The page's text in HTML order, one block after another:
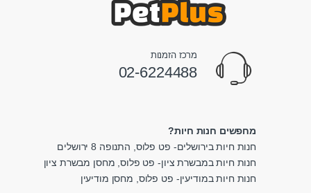
מרכז הזמנות
02-6224488
מחפשים חנות חיות?
חנות חיות בירושלים- פט פלוס, התנופה 8 ירושלים
חנות חיות במבשרת ציון- פט פלוס, מחסן מבשרת ציון
חנות חיות במודיעין- פט פלוס, מחסן מודיעין